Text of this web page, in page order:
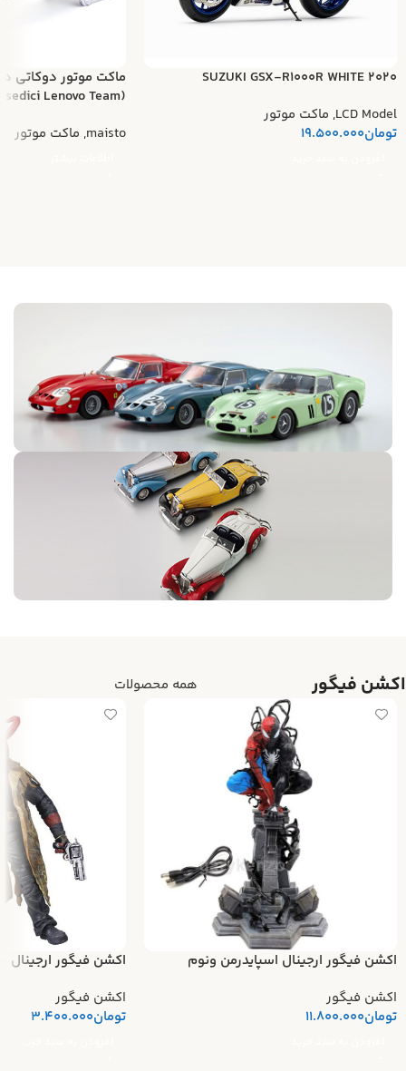
SUZUKI GSX-R1000R WHITE 2020
LCD Model
, ماکت موتور
تومان19.500.000
ماکت موتور دوکاتی
(Ducati Desmosedici Lenovo Team)
maisto
, ماکت موتور
اکشن فیگور همه محصولات
اکشن فیگور ارجینال اسپایدرمن ونوم
اکشن فیگور
تومان11.800.000
اکشن فیگور
اکشن فیگور
تومان3.400.000